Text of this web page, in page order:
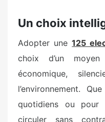
Un choix
Adopter une125
choix d’un
économique,
l’environnement.
quotidiens ou
circuler sans